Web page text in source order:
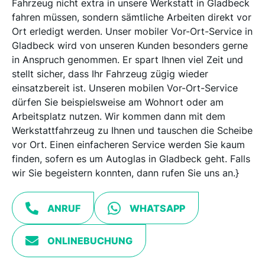
Fahrzeug nicht extra in unsere Werkstatt in Gladbeck
fahren müssen, sondern sämtliche Arbeiten direkt vor
Ort erledigt werden. Unser mobiler Vor-Ort-Service in
Gladbeck wird von unseren Kunden besonders gerne
in Anspruch genommen. Er spart Ihnen viel Zeit und
stellt sicher, dass Ihr Fahrzeug zügig wieder
einsatzbereit ist. Unseren mobilen Vor-Ort-Service
dürfen Sie beispielsweise am Wohnort oder am
Arbeitsplatz nutzen. Wir kommen dann mit dem
Werkstattfahrzeug zu Ihnen und tauschen die Scheibe
vor Ort. Einen einfacheren Service werden Sie kaum
finden, sofern es um Autoglas in Gladbeck geht. Falls
wir Sie begeistern konnten, dann rufen Sie uns an.}
ANRUF WHATSAPP
ONLINEBUCHUNG